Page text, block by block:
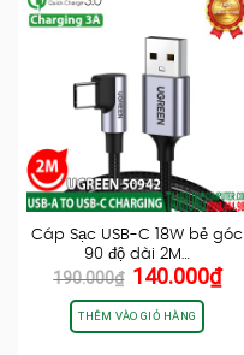
Cáp Sạc USB-C 18W bẻ góc
90 độ dài 2M…
190.000₫ Giá
gốc
là:
190.000₫.
140.000₫Giá
THÊM VÀO GIỎ HÀNG